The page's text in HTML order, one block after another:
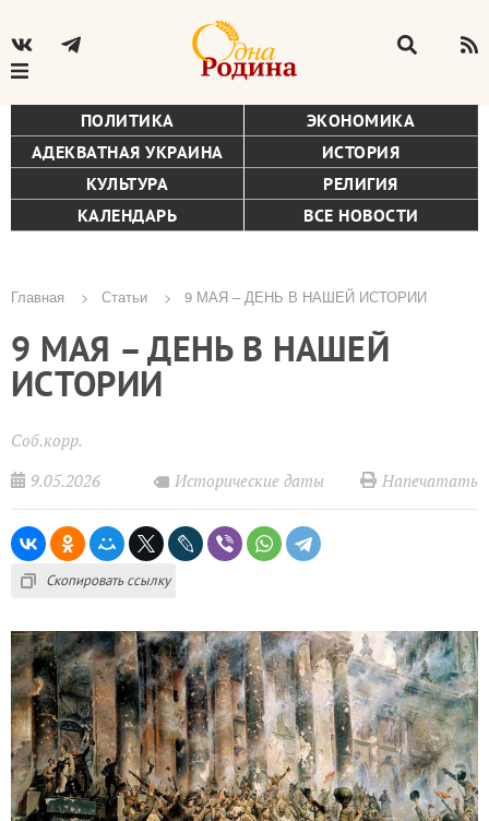
ПОЛИТИКА
ЭКОНОМИКА
АДЕКВАТНАЯ УКРАИНА
ИСТОРИЯ
КУЛЬТУРА
РЕЛИГИЯ
КАЛЕНДАРЬ
ВСЕ НОВОСТИ
Строка
навигации
Главная Статьи 9 МАЯ – ДЕНЬ В НАШЕЙ ИСТОРИИ
9 МАЯ – ДЕНЬ В НАШЕЙ
ИСТОРИИ
Соб.корр.
9.05.2026
Исторические даты Напечатать
Скопировать ссылку